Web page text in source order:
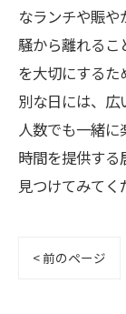
なランチや賑
騒から離れるこ
を大切にするた
別な日には、
人数でも一緒に
時間を提供する
見つけてみてく
< 前のページ